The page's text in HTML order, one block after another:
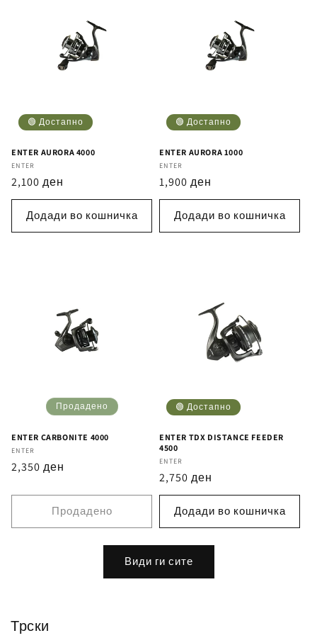
🟢 Достапно
ENTER AURORA 4000
Бренд
ENTER
Регуларна
цена
2,100 ден
Додади во кошничка
🟢 Достапно
ENTER AURORA 1000
Бренд
ENTER
Регуларна
цена
1,900 ден
Додади во кошничка
Продадено
ENTER CARBONITE 4000
Бренд
ENTER
Регуларна
2,350 ден
Продадено
🟢 Достапно
ENTER TDX DISTANCE FEEDER
4500
Бренд
ENTER
Регуларна
цена
2,750 ден
Додади во кошничка
Види ги сите
Трски